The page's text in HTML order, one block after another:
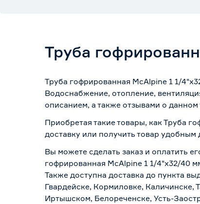
Труба
Труба гофрированная McAlpine 1 1/
Водоснабжение, отопление,
описанием, а также отзывами о
Приобретая такие товары, как Труба
доставку или получить товар
Вы можете сделать заказ и оплатить
гофрированная McAlpine 1 1/4"х32/40
Также доступна доставка до пункта
Гвардейске, Кормиловке, Каличинске,
Иртышском, Белореченске, Усть-